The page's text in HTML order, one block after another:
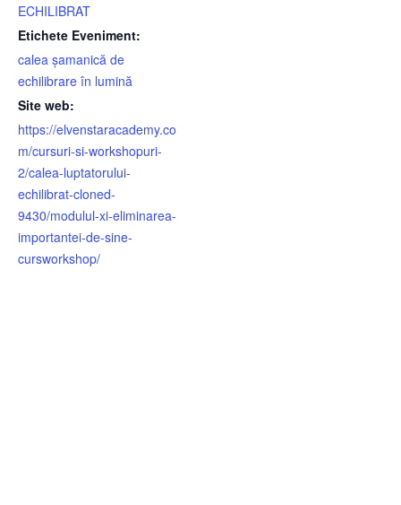
ECHILIBRAT
Etichete Eveniment:
calea șamanică de
echilibrare în lumină
Site web:
https://elvenstaracademy.co
m/cursuri-si-workshopuri-
2/calea-luptatorului-
echilibrat-cloned-
9430/modulul-xi-eliminarea-
importantei-de-sine-
cursworkshop/